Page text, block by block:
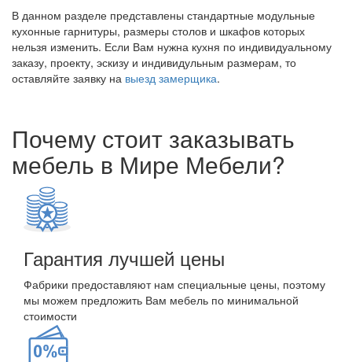
В данном разделе представлены стандартные модульные
кухонные гарнитуры, размеры столов и шкафов которых
нельзя изменить. Если Вам нужна кухня по индивидуальному
заказу, проекту, эскизу и индивидульным размерам, то
оставляйте заявку на выезд замерщика.
Почему стоит заказывать
мебель в Мире Мебели?
Гарантия лучшей цены
Фабрики предоставляют нам специальные цены, поэтому
мы можем предложить Вам мебель по минимальной
стоимости